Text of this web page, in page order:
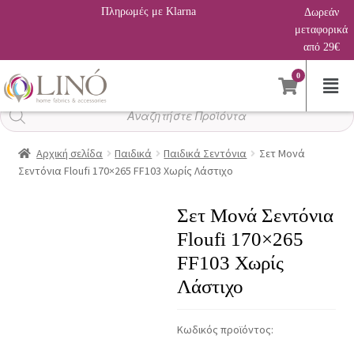
Πληρωμές με Klarna
Δωρεάν
μεταφορικά
από 29€
0
Αναζήτηση
προϊόντων
Αρχική σελίδα Παιδικά Παιδικά Σεντόνια
Σετ Μονά
Σεντόνια Floufi 170×265 FF103 Χωρίς Λάστιχο
Σετ Μονά Σεντόνια
Floufi 170×265
FF103 Χωρίς
Λάστιχο
Κωδικός προϊόντος: